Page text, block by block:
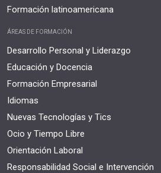
Formación latinoamericana
ÁREAS DE FORMACIÓN
Desarrollo Personal y Liderazgo
Educación y Docencia
Formación Empresarial
Idiomas
Nuevas Tecnologías y Tics
Ocio y Tiempo Libre
Orientación Laboral
Responsabilidad Social e Intervención